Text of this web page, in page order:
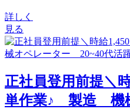
詳しく
見る
正社員登用前提＼
単作業♪ 製造 機